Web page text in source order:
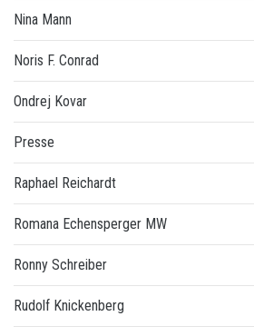
Nina Mann
Noris F. Conrad
Ondrej Kovar
Presse
Raphael Reichardt
Romana Echensperger MW
Ronny Schreiber
Rudolf Knickenberg